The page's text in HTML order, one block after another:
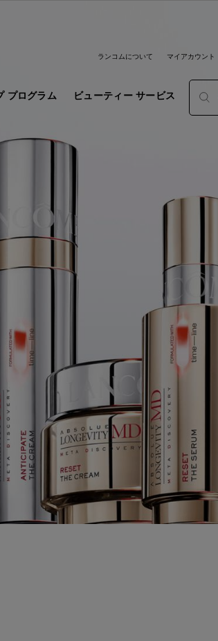
ランコムについて マイアカウント
プログラム ビューティー サービス